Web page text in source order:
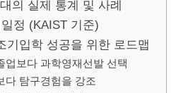
의 실제 통계 및 사례
정 (KAIST 기준)
기입학 성공을 위한 로드맵
업보다 과학영재선발 선택
다 탐구경험을 강조